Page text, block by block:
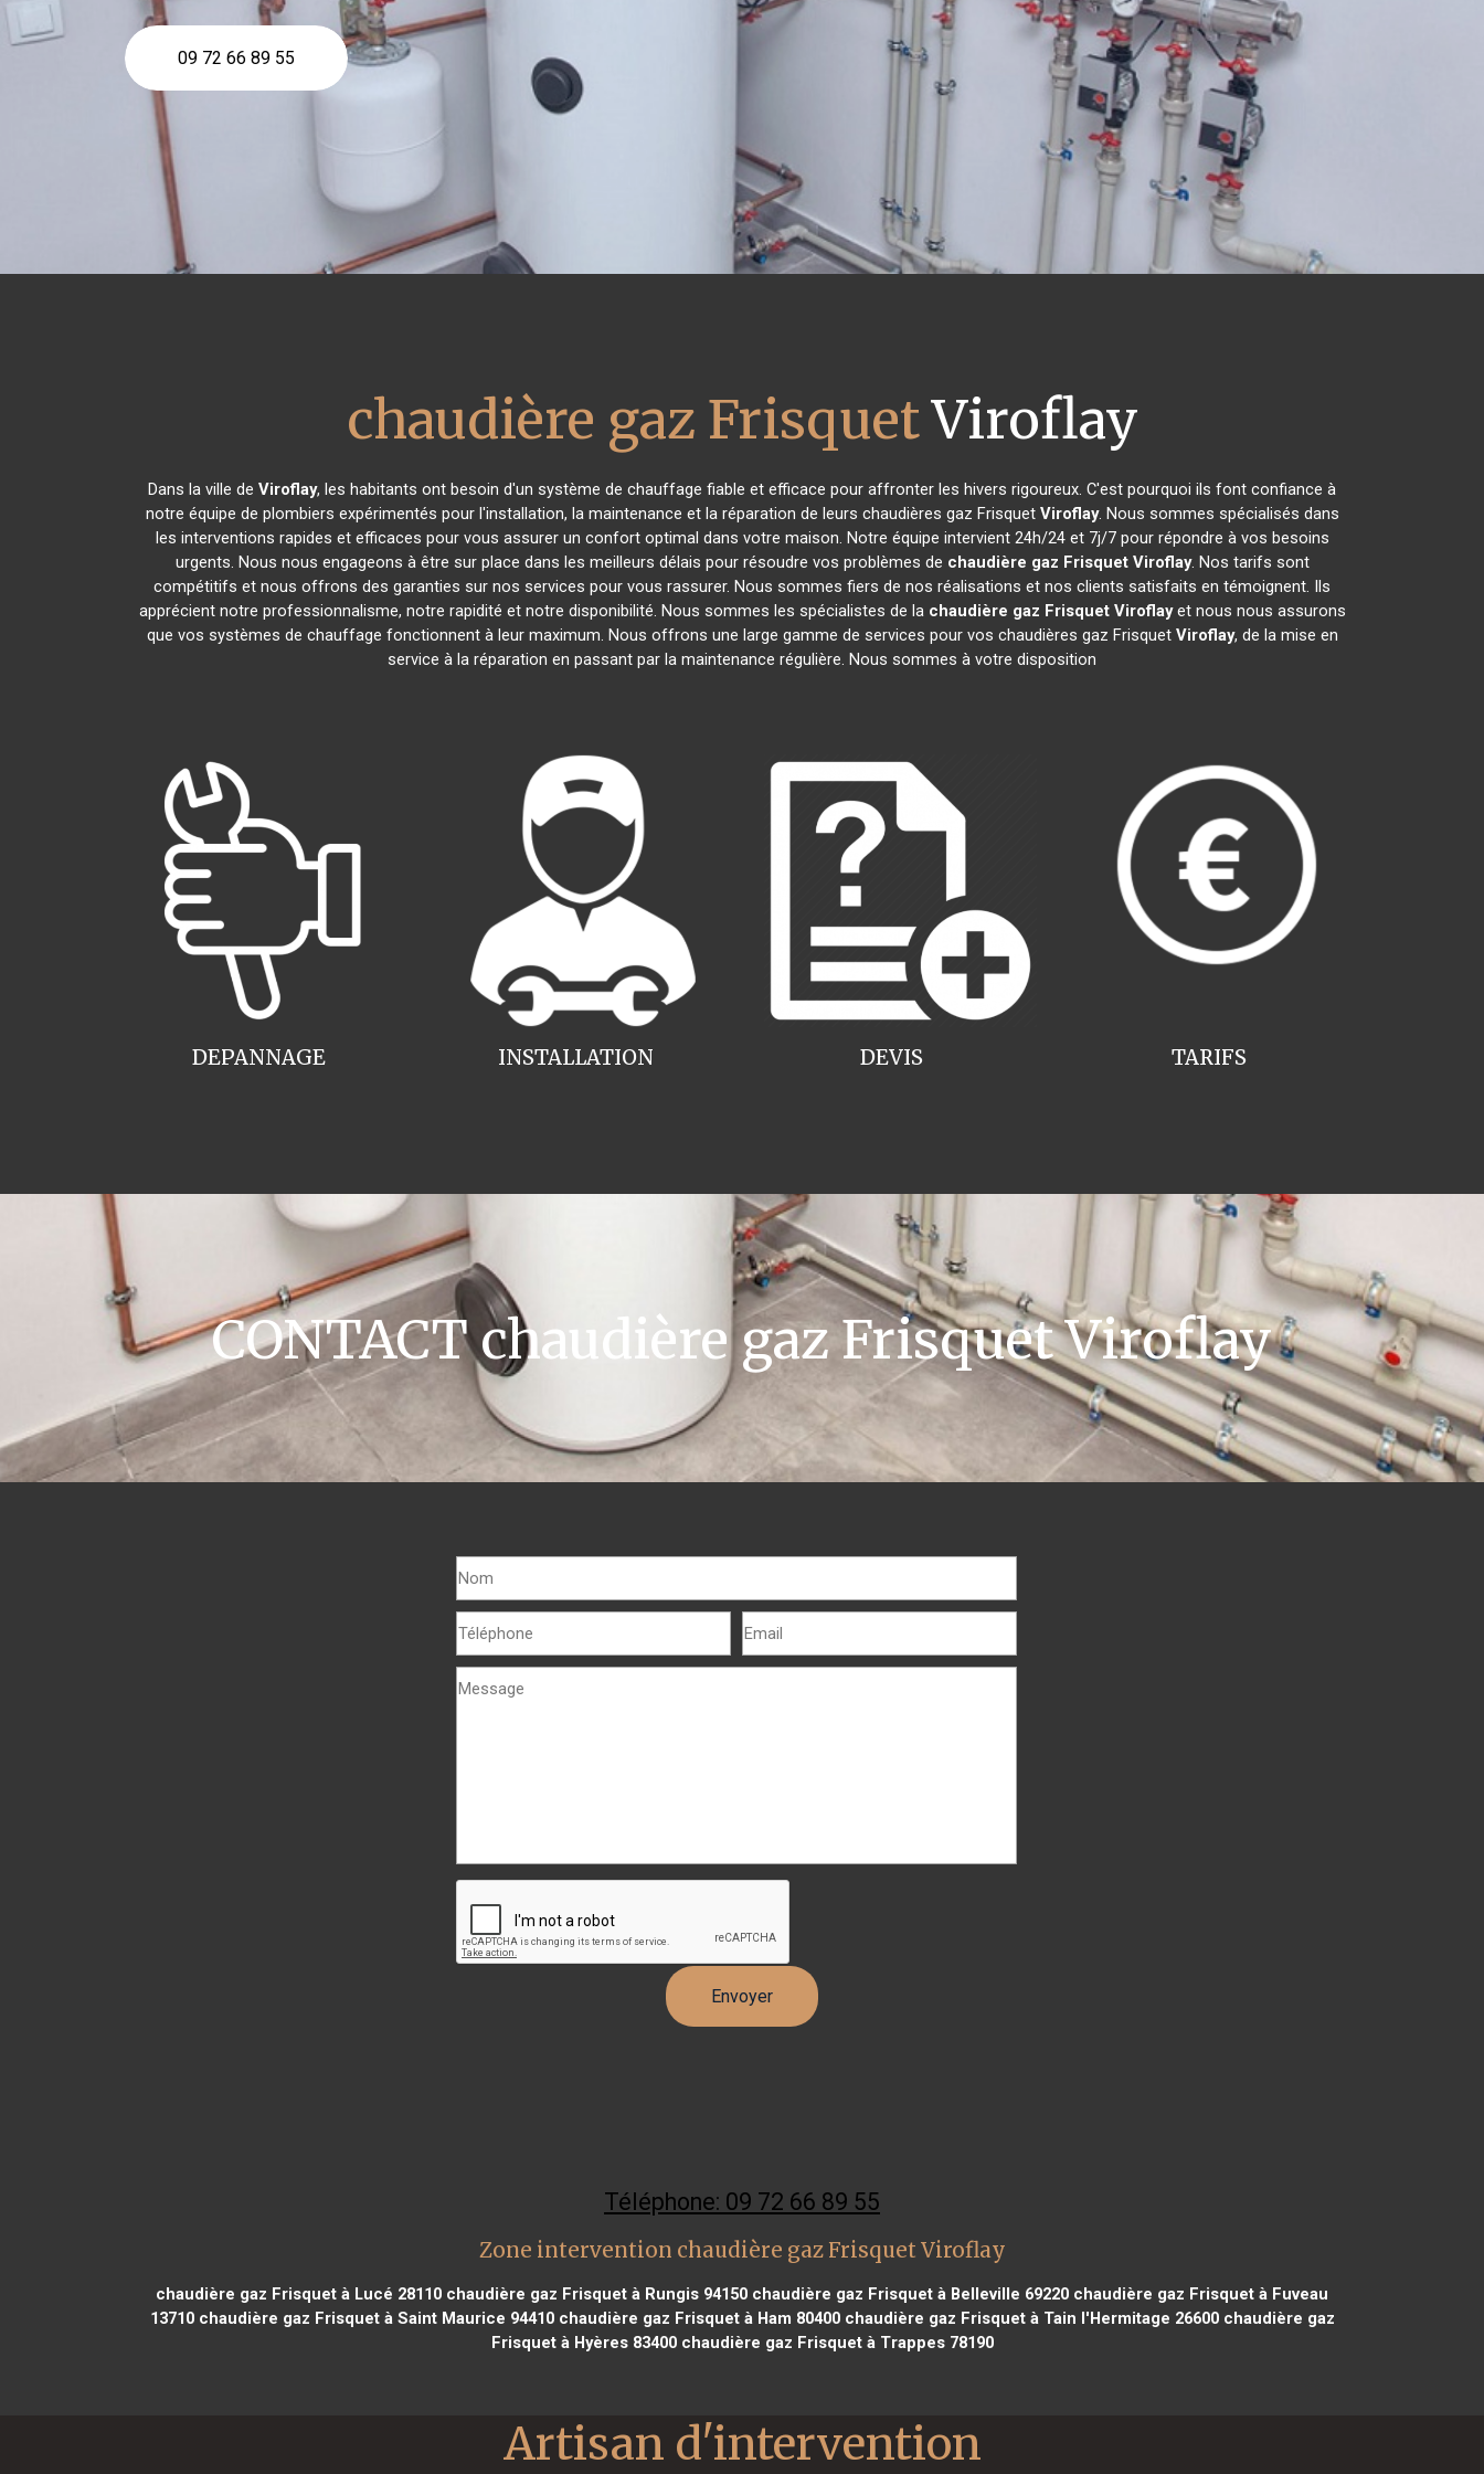
09 72 66 89 55
chaudière gaz FrisquetViroflay
Dans la ville de Viroflay, les habitants ont besoin d'un système de chauffage fiable et efficace pour affronter les hivers rigoureux. C'est pourquoi ils font confiance à
notre équipe de plombiers expérimentés pour l'installation, la maintenance et la réparation de leurs chaudières gaz Frisquet Viroflay. Nous sommes spécialisés dans
les interventions rapides et efficaces pour vous assurer un confort optimal dans votre maison. Notre équipe intervient 24h/24 et 7j/7 pour répondre à vos besoins
urgents. Nous nous engageons à être sur place dans les meilleurs délais pour résoudre vos problèmes de chaudière gaz Frisquet Viroflay. Nos tarifs sont
compétitifs et nous offrons des garanties sur nos services pour vous rassurer. Nous sommes fiers de nos réalisations et nos clients satisfaits en témoignent. Ils
apprécient notre professionnalisme, notre rapidité et notre disponibilité. Nous sommes les spécialistes de la chaudière gaz Frisquet Viroflayet nous nous assurons
que vos systèmes de chauffage fonctionnent à leur maximum. Nous offrons une large gamme de services pour vos chaudières gaz Frisquet Viroflay, de la mise en
service à la réparation en passant par la maintenance régulière. Nous sommes à votre disposition
INSTALLATION
DEPANNAGE TARIFS
DEVIS
CONTACT chaudière gaz Frisquet Viroflay
Téléphone: 09 72 66 89 55
Zone intervention chaudière gaz Frisquet Viroflay
chaudière gaz Frisquet à Lucé 28110 chaudière gaz Frisquet à Rungis 94150 chaudière gaz Frisquet à Belleville 69220 chaudière gaz Frisquet à Fuveau
13710chaudière gaz Frisquet à Saint Maurice 94410chaudière gaz Frisquet à Ham 80400chaudière gaz Frisquet à Tain l'Hermitage 26600chaudière gaz
Frisquet à Hyères 83400chaudière gaz Frisquet à Trappes 78190
Artisan d'intervention